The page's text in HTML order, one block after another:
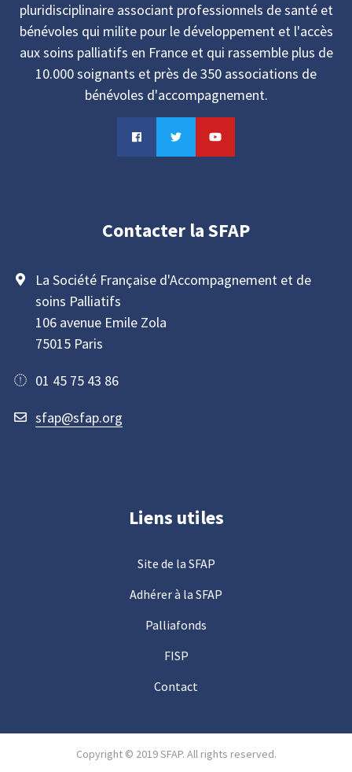
pluridisciplinaire associant professionnels de santé et
bénévoles qui milite pour le développement et l'accès
aux soins palliatifs en France et qui rassemble plus de
10.000 soignants et près de 350 associations de
bénévoles d'accompagnement.
Contacter la SFAP
La Société Française d'Accompagnement et de
soins Palliatifs
106 avenue Emile Zola
75015 Paris
01 45 75 43 86
sfap@sfap.org
Liens utiles
Site de la SFAP
Adhérer à la SFAP
Palliafonds
FISP
Contact
Copyright © 2019 SFAP. All rights reserved.